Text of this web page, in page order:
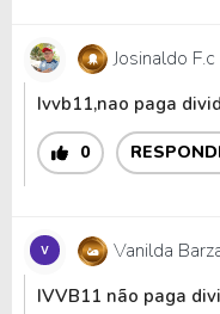
Josinaldo F.c
Ivvb11,nao paga
0
Vanilda
IVVB11 não paga